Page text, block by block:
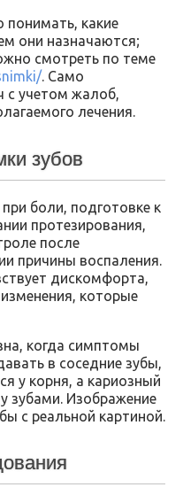
понимать, какие
они назначаются;
смотреть по теме
. Само
с учетом жалоб,
лечения.
зубов
боли, подготовке к
протезирования,
после
причины воспаления.
дискомфорта,
которые
когда симптомы
в соседние зубы,
у корня, а кариозный
зубами. Изображение
с реальной картиной.